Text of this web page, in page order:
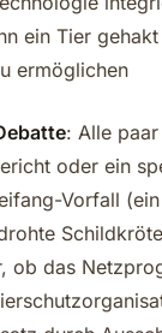
ein Tier
ermöglichen
: Alle
oder ein
Vorfall
ob das